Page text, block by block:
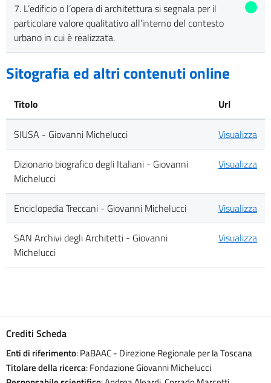
7. L’edificio o l’opera di architettura si segnala per il
particolare valore qualitativo all’interno del contesto
urbano in cui è realizzata.
Sitografia ed altri contenuti online
Titolo Url
SIUSA - Giovanni Michelucci Visualizza
Dizionario biografico degli Italiani - Giovanni
Michelucci
Visualizza
Enciclopedia Treccani - Giovanni Michelucci Visualizza
SAN Archivi degli Architetti - Giovanni
Michelucci
Visualizza
Crediti Scheda
Enti di riferimento: PaBAAC - Direzione Regionale per la Toscana
Titolare della ricerca: Fondazione Giovanni Michelucci